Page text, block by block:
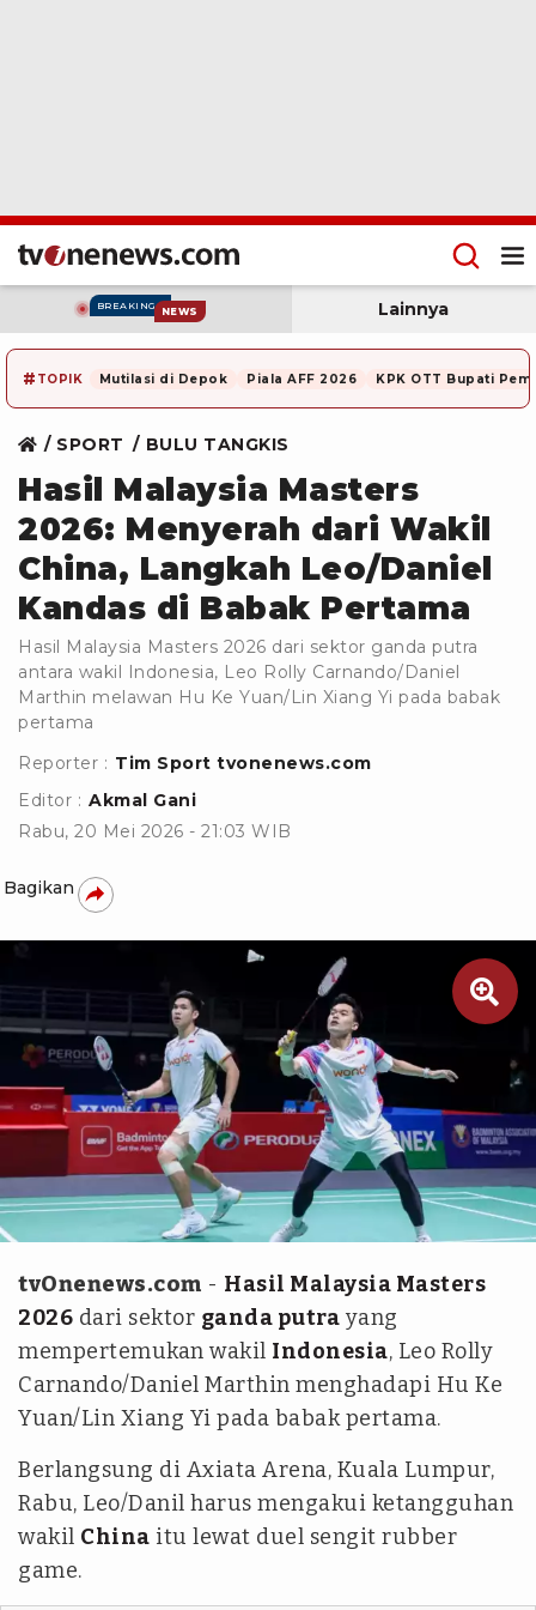
BREAKING NEWS Lainnya
# TOPIK Mutilasi di Depok Piala AFF 2026 KPK OTT Bupati
SPORT BULU TANGKIS
Hasil Malaysia Masters
2026: Menyerah dari Wakil
China, Langkah Leo/Daniel
Kandas di Babak Pertama
Hasil Malaysia Masters 2026 dari sektor ganda putra
antara wakil Indonesia, Leo Rolly Carnando/Daniel
Marthin melawan Hu Ke Yuan/Lin Xiang Yi pada babak
pertama
Reporter : Tim Sport tvonenews.com
Editor : Akmal Gani
Rabu, 20 Mei 2026 - 21:03 WIB
Bagikan

tvOnenews.com - Hasil Malaysia Masters
2026 dari sektor ganda putra yang
mempertemukan wakil Indonesia, Leo Rolly
Carnando/Daniel Marthin menghadapi Hu Ke
Yuan/Lin Xiang Yi pada babak pertama.
Berlangsung di Axiata Arena, Kuala Lumpur,
Rabu, Leo/Danil harus mengakui ketangguhan
wakil China itu lewat duel sengit rubber
game.